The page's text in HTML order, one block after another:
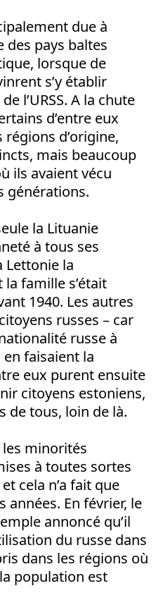
due à
des pays baltes
lorsque de
s’y établir
l’URSS. A la chute
d’entre eux
d’origine,
mais beaucoup
ils avaient vécu
générations.
la Lituanie
à tous ses
Lettonie la
famille s’était
1940. Les autres
russes – car
russe à
faisaient la
eux purent ensuite
citoyens estoniens,
de tous, loin de là.
les minorités
à toutes sortes
cela n’a fait que
années. En février, le
annoncé qu’il
du russe dans
dans les régions où
population est